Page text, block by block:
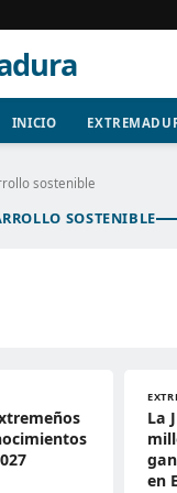
INICIO
sostenible
SOSTENIBLE
La
en